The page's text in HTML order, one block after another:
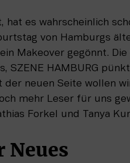
hat es wahrscheinlich
von Hamburgs
Makeover gegönnt.
SZENE HAMBURG
der neuen Seite wollen
mehr Leser für uns
Forkel und Tanya
Neues